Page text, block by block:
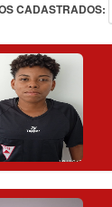
CADASTRADOS: